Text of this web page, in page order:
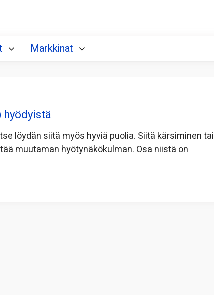
Markkinat
hyödyistä
löydän siitä myös hyviä puolia. Siitä kärsiminen tai
muutaman hyötynäkökulman. Osa niistä on